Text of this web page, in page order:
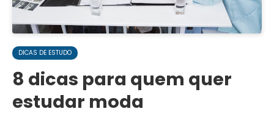
DICAS DE ESTUDO
8 dicas para quem quer
estudar moda